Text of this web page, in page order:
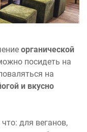
органической
посидеть на
на
и вкусно
для веганов,